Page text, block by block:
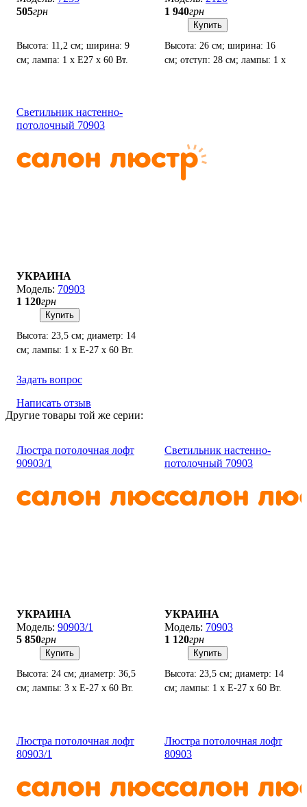
505грн
Высота: 11,2 см; ширина: 9
см; лампа: 1 х Е27 х 60 Вт.
1 940грн
Купить
Высота: 26 см; ширина: 16
см; отступ: 28 см; лампы: 1 х
Светильник настенно-
потолочный 70903
УКРАИНА
70903
1 120грн
Купить
Высота: 23,5 см; диаметр: 14
см; лампы: 1 х Е-27 х 60 Вт.
Задать вопрос
Написать отзыв
Другие товары той же серии:
Люстра потолочная лофт
90903/1
УКРАИНА
90903/1
5 850грн
Купить
Высота: 24 см; диаметр: 36,5
см; лампы: 3 х Е-27 х 60 Вт.
Светильник настенно-
потолочный 70903
УКРАИНА
70903
1 120грн
Купить
Высота: 23,5 см; диаметр: 14
см; лампы: 1 х Е-27 х 60 Вт.
Люстра потолочная лофт
80903/1
Люстра потолочная лофт
80903